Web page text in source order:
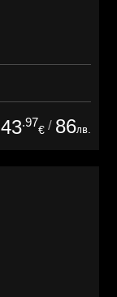
43.97
€ / 86лв.